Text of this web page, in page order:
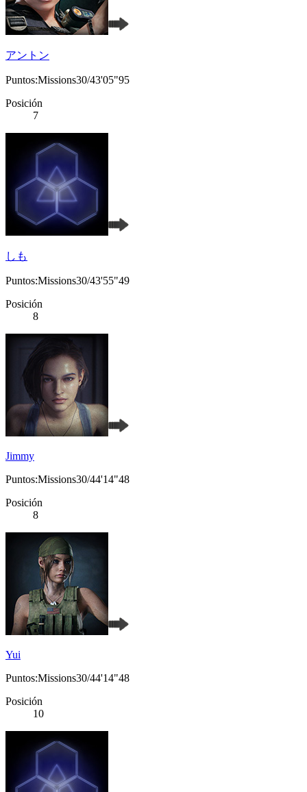
アントン
Puntos:Missions30/43'05"95
Posición
7
しも
Puntos:Missions30/43'55"49
Posición
8
Jimmy
Puntos:Missions30/44'14"48
Posición
8
Yui
Puntos:Missions30/44'14"48
Posición
10